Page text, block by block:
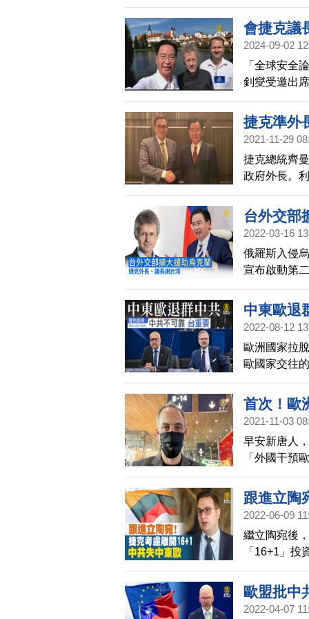
交部長吳釗
極協助安排
會捷克議
2024-09-02
「全球安全
釗燮受邀出
的角色」。
量，至為關
面等合作。
捷克準外
2021-11-29
捷克總統齊
政府外長。
不過由於齊
台外交部
2022-03-16
俄羅斯入侵
宣布啟動第
新台幣3.2億
往斯洛伐克
中東歐退
2022-08-12
歐洲國家拉
歐國家交往
出後，減少
議，要求政
首次！歐
2021-11-03
早安新唐人
「外國干預
代表團成員
實，已搭機
擊經驗。外
跟進立陶
2022-06-09
繼立陶宛後
「16+1」
經貿合作有
眾議院外交
議。一些捷
歐盟批中
2022-04-07